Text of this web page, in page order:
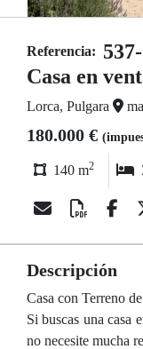
Referencia:
Casa en
Lorca, Pulgara
180.000 €
140 m2
Descripción
Casa con Terreno
Si buscas una casa
no necesite mucha